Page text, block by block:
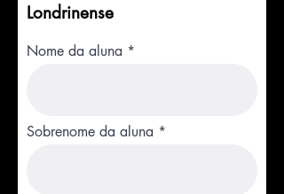
Londrinense
Nome da aluna
Sobrenome da aluna